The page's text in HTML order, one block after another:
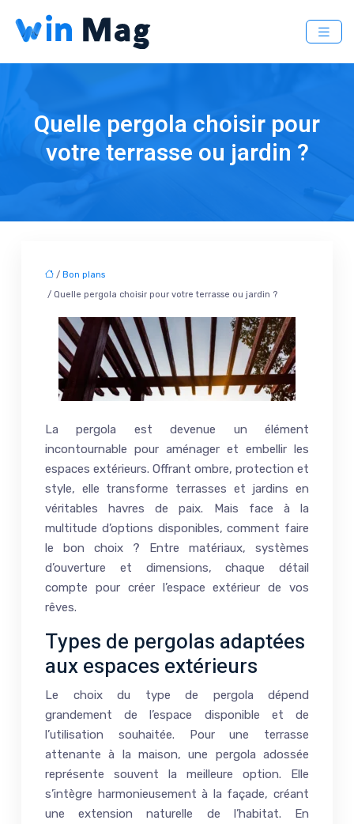
Quelle pergola choisir pour
votre terrasse ou jardin ?
/ Bon plans
/ Quelle pergola choisir pour votre terrasse ou jardin ?
La pergola est devenue un élément
incontournable pour aménager et embellir les
espaces extérieurs. Offrant ombre, protection et
style, elle transforme terrasses et jardins en
véritables havres de paix. Mais face à la
multitude d’options disponibles, comment faire
le bon choix ? Entre matériaux, systèmes
d’ouverture et dimensions, chaque détail
compte pour créer l’espace extérieur de vos
rêves.
Types de pergolas adaptées
aux espaces extérieurs
Le choix du type de pergola dépend
grandement de l’espace disponible et de
l’utilisation souhaitée. Pour une terrasse
attenante à la maison, une pergola adossée
représente souvent la meilleure option. Elle
s’intègre harmonieusement à la façade, créant
une extension naturelle de l’habitat. En